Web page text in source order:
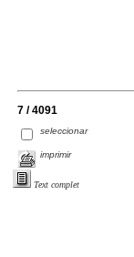
7 / 4091
seleccionar
imprimir
Text complet